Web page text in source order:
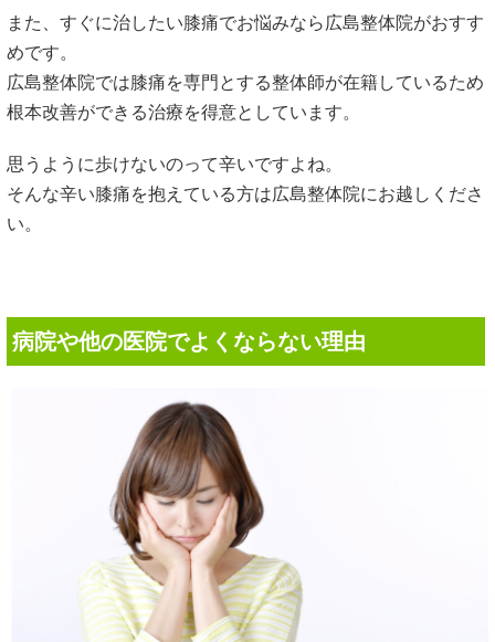
また、すぐに治したい膝痛でお悩みなら広島整体院がおすす
めです。
広島整体院では膝痛を専門とする整体師が在籍しているため
根本改善ができる治療を得意としています。
思うように歩けないのって辛いですよね。
そんな辛い膝痛を抱えている方は広島整体院にお越しくださ
い。
病院や他の医院でよくならない理由